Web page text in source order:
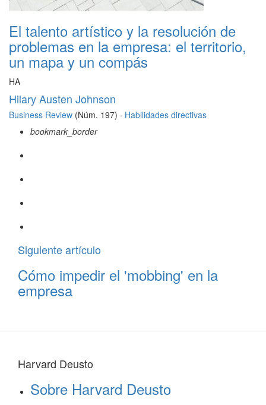
El talento artístico y la resolución de
problemas en la empresa: el territorio,
un mapa y un compás
HA
Hilary Austen Johnson
Business Review (Núm. 197) · Habilidades directivas
bookmark_border
Siguiente artículo
Cómo impedir el 'mobbing' en la
empresa
Harvard Deusto
Sobre Harvard Deusto